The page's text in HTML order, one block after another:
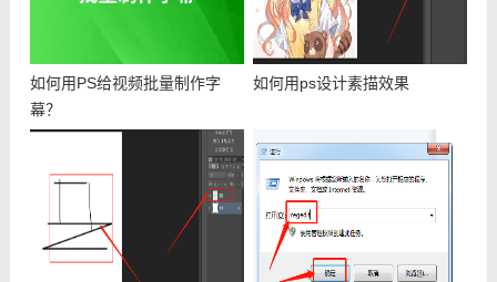
如何用PS给视频批量制作字
幕？
如何用ps设计素描效果